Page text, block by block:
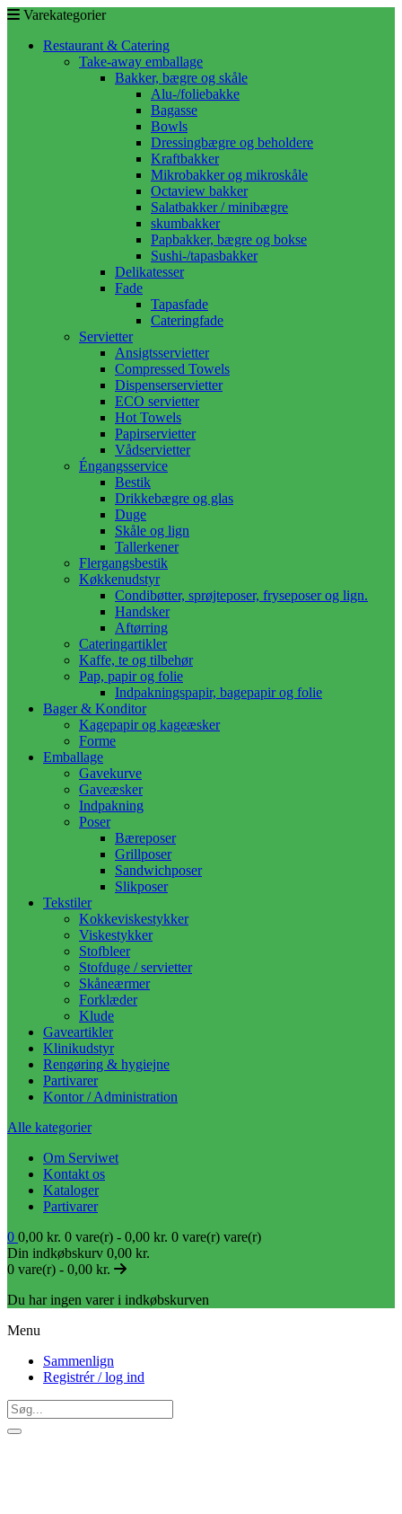
Varekategorier
Restaurant & Catering
Take-away emballage
Bakker, bægre og skåle
Alu-/foliebakke
Bagasse
Bowls
Dressingbægre og beholdere
Kraftbakker
Mikrobakker og mikroskåle
Octaview bakker
Salatbakker / minibægre
skumbakker
Papbakker, bægre og bokse
Sushi-/tapasbakker
Delikatesser
Fade
Tapasfade
Cateringfade
Servietter
Ansigtsservietter
Compressed Towels
Dispenserservietter
ECO servietter
Hot Towels
Papirservietter
Vådservietter
Éngangsservice
Bestik
Drikkebægre og glas
Duge
Skåle og lign
Tallerkener
Flergangsbestik
Køkkenudstyr
Condibøtter, sprøjteposer, fryseposer og lign.
Handsker
Aftørring
Cateringartikler
Kaffe, te og tilbehør
Pap, papir og folie
Indpakningspapir, bagepapir og folie
Bager & Konditor
Kagepapir og kageæsker
Forme
Emballage
Gavekurve
Gaveæsker
Indpakning
Poser
Bæreposer
Grillposer
Sandwichposer
Slikposer
Tekstiler
Kokkeviskestykker
Viskestykker
Stofbleer
Stofduge / servietter
Skåneærmer
Forklæder
Klude
Gaveartikler
Klinikudstyr
Rengøring & hygiejne
Partivarer
Kontor / Administration
Alle kategorier
Om Serviwet
Kontakt os
Kataloger
Partivarer
0 0,00 kr. 0 vare(r) - 0,00 kr. 0 vare(r) vare(r)
Din indkøbskurv 0,00 kr.
0 vare(r) - 0,00 kr.
Du har ingen varer i indkøbskurven
Menu
Sammenlign
Registrér / log ind